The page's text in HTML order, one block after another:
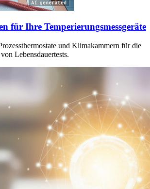
für Ihre Temperierungsmessgeräte
und Klimakammern für die
Lebensdauertests.